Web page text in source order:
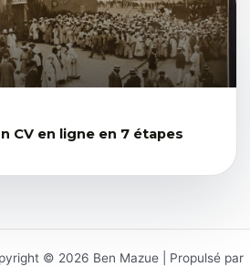
CV en ligne en 7 étapes
© 2026 Ben Mazue | Propulsé par